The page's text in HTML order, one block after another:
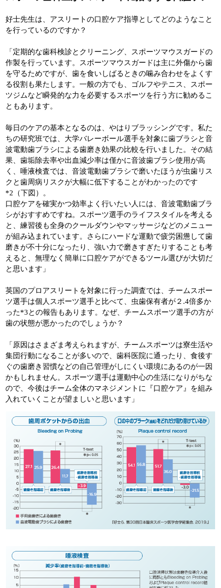
好士先生は、アスリートの口腔ケア指導としてどのようなこと
を行っているのですか？
「定期的な歯科検診とクリーニング、スポーツマウスガードの
作製を行っています。スポーツマウスガードは主に外傷から歯
を守るためですが、歯を食いしばるときの噛み合わせをよくす
る役割も果たします。一般の方でも、ゴルフやテニス、スポー
ツジムなど瞬発的な力を必要するスポーツを行う方に勧めるこ
ともあります。
毎日のケアの基本となるのは、やはりブラッシングです。私た
ちの研究班では、大学バレーボール選手を対象に歯ブラシと音
波電動歯ブラシによる歯磨き効果の比較を行いました。その結
果、歯垢除去率や出血減少率は僅かに音波歯ブラシ使用が高
く、唾液検査では、音波電動歯ブラシで磨いたほうが虫歯リス
クと歯周病リスクが大幅に低下することがわかったのです
*2（下図）。
口腔ケアを確実かつ効率よく行いたい人には、音波電動歯ブラ
シがおすすめですね。スポーツ選手のライフスタイルを考える
と、練習後も全身のクールダウンやマッサージなどのメニュー
が組み込まれています。さらにハードな運動で疲労困憊して歯
磨きが不十分になったり、強い力で磨きすぎたりすることも考
えると、無理なく簡単に口腔ケアができるツール選びが大切だ
と思います」
英国のプロアスリートを対象に行った調査では、チームスポー
ツ選手は個人スポーツ選手と比べて、虫歯保有者が２.4倍多か
った*3との報告もあります。なぜ、チームスポーツ選手の方が
歯の状態が悪かったのでしょうか？
「原因はさまざま考えられますが、チームスポーツは寮生活や
集団行動になることが多いので、歯科医院に通ったり、食後す
ぐの歯磨き習慣などの自己管理がしにくい環境にあるのが一因
かもしれません。スポーツ選手は運動中心の生活になりがちな
ので、今後はチーム全体のマネジメントに『口腔ケア』を組み
入れていくことが望ましいと思います」